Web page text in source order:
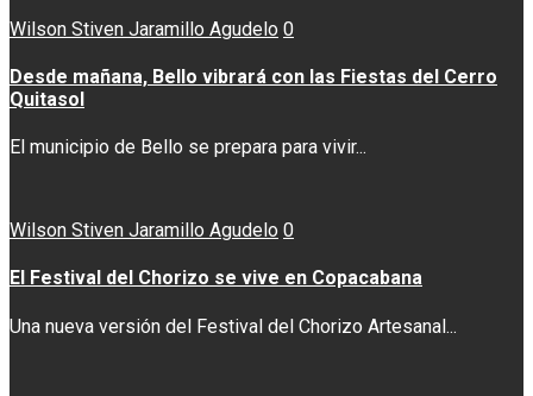
Wilson Stiven Jaramillo Agudelo 0
Desde mañana, Bello vibrará con las Fiestas del Cerro
Quitasol
El municipio de Bello se prepara para vivir...
Wilson Stiven Jaramillo Agudelo 0
El Festival del Chorizo se vive en Copacabana
Una nueva versión del Festival del Chorizo Artesanal...